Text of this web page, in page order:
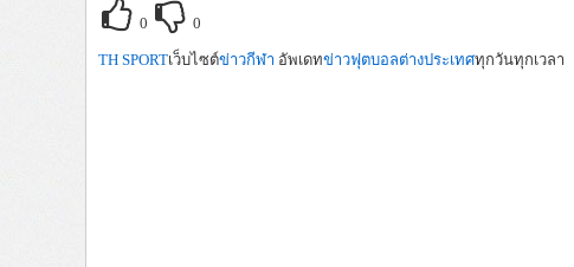
0 0
TH SPORTเว็บไซต์ข่าวกีฬา อัพเดทข่าวฟุตบอลต่างประเทศทุกวันทุกเวลา